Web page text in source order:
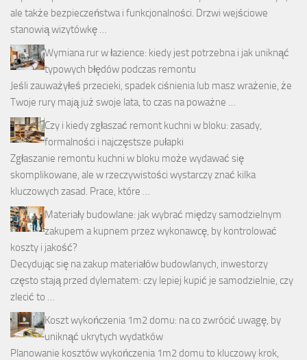
ale także bezpieczeństwa i funkcjonalności. Drzwi wejściowe
stanowią wizytówkę …
Wymiana rur w łazience: kiedy jest potrzebna i jak uniknąć
typowych błędów podczas remontu
Jeśli zauważyłeś przecieki, spadek ciśnienia lub masz wrażenie, że
Twoje rury mają już swoje lata, to czas na poważne …
Czy i kiedy zgłaszać remont kuchni w bloku: zasady,
formalności i najczęstsze pułapki
Zgłaszanie remontu kuchni w bloku może wydawać się
skomplikowane, ale w rzeczywistości wystarczy znać kilka
kluczowych zasad. Prace, które …
Materiały budowlane: jak wybrać między samodzielnym
zakupem a kupnem przez wykonawcę, by kontrolować
koszty i jakość?
Decydując się na zakup materiałów budowlanych, inwestorzy
często stają przed dylematem: czy lepiej kupić je samodzielnie, czy
zlecić to …
Koszt wykończenia 1m2 domu: na co zwrócić uwagę, by
uniknąć ukrytych wydatków
Planowanie kosztów wykończenia 1m2 domu to kluczowy krok,